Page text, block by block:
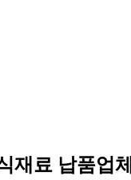
재료 납품업